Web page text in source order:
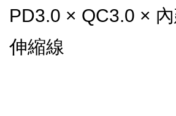
PD3.0 × QC3.0 ×
伸縮線